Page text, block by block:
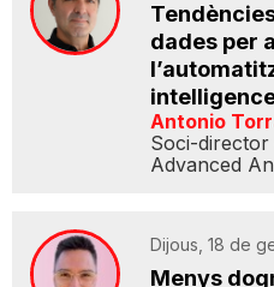
dades per
Antonio
Soci-director
Advanced
Dijous, 18 de
Menys